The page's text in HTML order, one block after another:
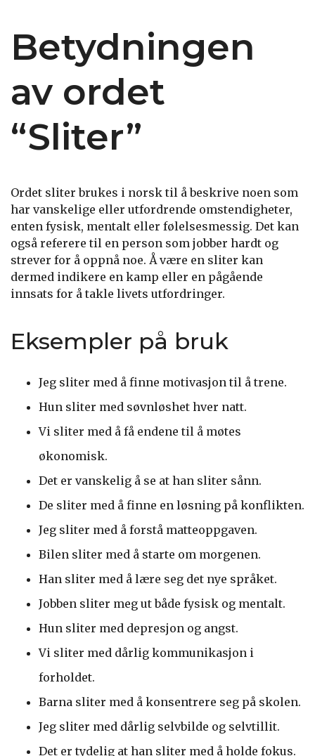
Betydningen
av ordet
“Sliter”
Ordet sliter brukes i norsk til å beskrive noen som
har vanskelige eller utfordrende omstendigheter,
enten fysisk, mentalt eller følelsesmessig. Det kan
også referere til en person som jobber hardt og
strever for å oppnå noe. Å være en sliter kan
dermed indikere en kamp eller en pågående
innsats for å takle livets utfordringer.
Eksempler på bruk
Jeg sliter med å finne motivasjon til å trene.
Hun sliter med søvnløshet hver natt.
Vi sliter med å få endene til å møtes
økonomisk.
Det er vanskelig å se at han sliter sånn.
De sliter med å finne en løsning på konflikten.
Jeg sliter med å forstå matteoppgaven.
Bilen sliter med å starte om morgenen.
Han sliter med å lære seg det nye språket.
Jobben sliter meg ut både fysisk og mentalt.
Hun sliter med depresjon og angst.
Vi sliter med dårlig kommunikasjon i
forholdet.
Barna sliter med å konsentrere seg på skolen.
Jeg sliter med dårlig selvbilde og selvtillit.
Det er tydelig at han sliter med å holde fokus.